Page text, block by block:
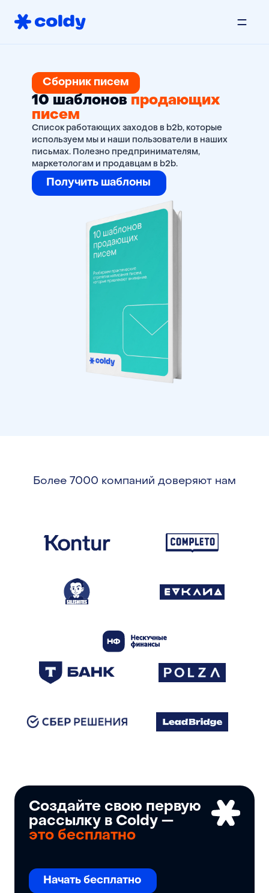
Сборник писем
10 шаблонов продающих
писем
Список работающих заходов в b2b, которые
используем мы и наши пользователи в наших
письмах. Полезно предпринимателям,
маркетологам и продавцам в b2b.
Получить шаблоны
Более 7000 компаний доверяют нам
Создайте свою первую
рассылку в Coldy —
это бесплатно
Начать бесплатно